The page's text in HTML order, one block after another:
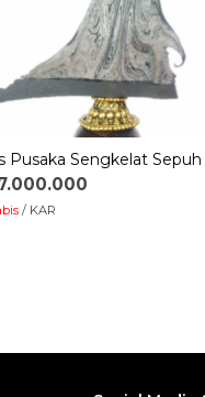
Pusaka Sengkelat Sepuh
/ KAR